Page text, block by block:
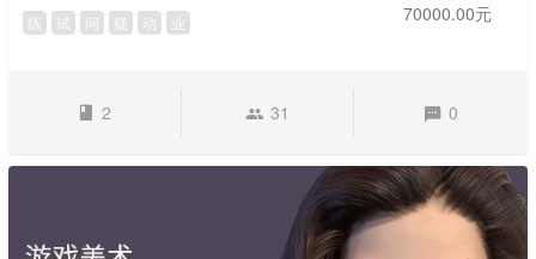
练 试 问 疑 动 业 70000.00元
2 31 0